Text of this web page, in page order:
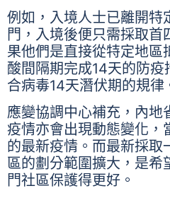
例如，入境人士已離開特
門，入境後便只需採取首
果他們是直接從特定地區
酸間隔期完成14天的防
合病毒14天潛伏期的規律
應變協調中心補充，內地
疫情亦會出現動態變化，
的最新疫情。而最新採取
區的劃分範圍擴大，是希
門社區保護得更好。